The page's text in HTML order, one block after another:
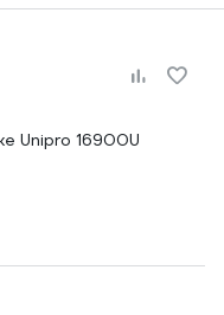
Unipro 16900U